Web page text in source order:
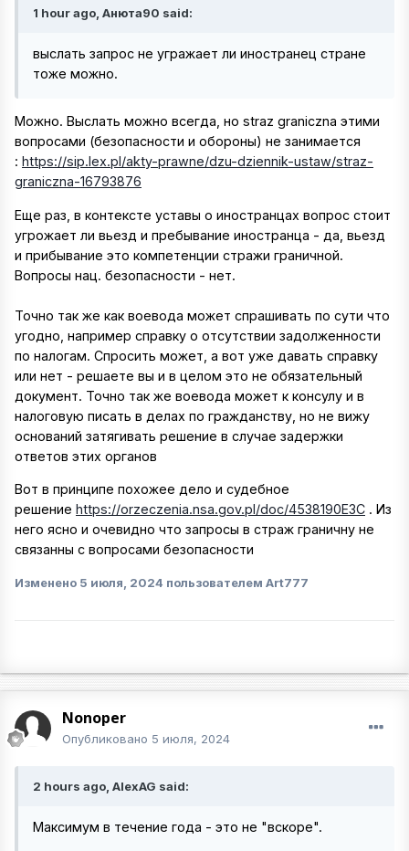
1 hour ago, Анюта90 said:
выслать запрос не угражает ли иностранец стране
тоже можно.
Можно. Выслать можно всегда, но straz graniczna этими
вопросами (безопасности и обороны) не занимается
: https://sip.lex.pl/akty-prawne/dzu-dziennik-ustaw/straz-
graniczna-16793876
Еще раз, в контексте уставы о иностранцах вопрос стоит
угрожает ли вьезд и пребывание иностранца - да, вьезд
и прибывание это компетенции стражи граничной.
Вопросы нац. безопасности - нет.
Точно так же как воевода может спрашивать по сути что
угодно, например справку о отсутствии задолженности
по налогам. Спросить может, а вот уже давать справку
или нет - решаете вы и в целом это не обязательный
документ. Точно так же воевода может к консулу и в
налоговую писать в делах по гражданству, но не вижу
оснований затягивать решение в случае задержки
ответов этих органов
Вот в принципе похожее дело и судебное
решение https://orzeczenia.nsa.gov.pl/doc/4538190E3C . Из
него ясно и очевидно что запросы в страж граничну не
связанны с вопросами безопасности
Изменено 5 июля, 2024 пользователем Art777
Nonoper
Опубликовано 5 июля, 2024
2 hours ago, AlexAG said:
Максимум в течение года - это не "вскоре".